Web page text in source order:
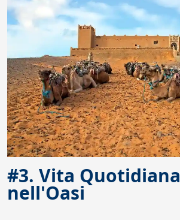
#3. Vita Quotidiana
nell'Oasi